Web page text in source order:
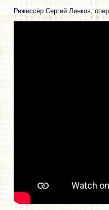
Режиссёр Сергей Линков,